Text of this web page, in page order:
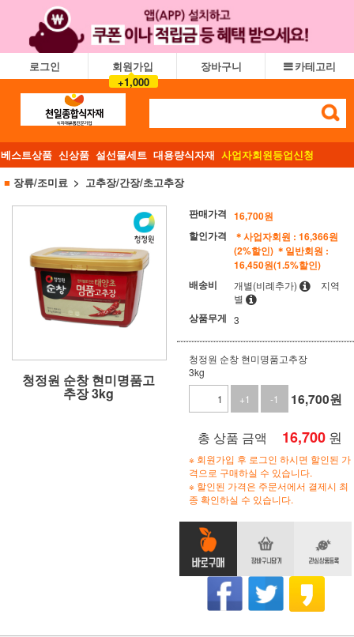
로그인
회원가입
+1,000
장바구니 카테고리
베스트상품 신상품 설선물세트 대용량식자재 사업자회원등업신청
■ 장류/조미료 고추장/간장/초고추장
청정원 순창 현미명품고
추장 3kg
판매가격 16,700원
할인가격
＊사업자회원 : 16,366원
(2%할인) ＊일반회원 :
16,450원(1.5%할인)
배송비
개별(비례추가)
지역
별
상품무게 3
청정원 순창 현미명품고추장
3kg
+1
-1 16,700원
총 상품 금액 16,700 원
※ 회원가입 후 로그인 하시면 할인된 가
격으로 구매하실 수 있습니다.
※ 할인된 가격은 주문서에서 결제시 최
종 확인하실 수 있습니다.